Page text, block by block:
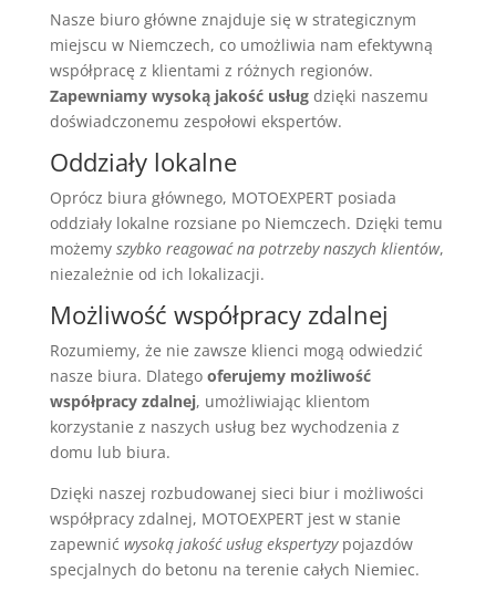
Nasze biuro główne znajduje się w strategicznym
miejscu w Niemczech, co umożliwia nam efektywną
współpracę z klientami z różnych regionów.
Zapewniamy wysoką jakość usługdzięki naszemu
doświadczonemu zespołowi ekspertów.
Oddziały lokalne
Oprócz biura głównego, MOTOEXPERT posiada
oddziały lokalne rozsiane po Niemczech. Dzięki temu
możemy szybko reagować na potrzeby naszych klientów,
niezależnie od ich lokalizacji.
Możliwość współpracy zdalnej
Rozumiemy, że nie zawsze klienci mogą odwiedzić
nasze biura. Dlatego oferujemy możliwość
współpracy zdalnej, umożliwiając klientom
korzystanie z naszych usług bez wychodzenia z
domu lub biura.
Dzięki naszej rozbudowanej sieci biur i możliwości
współpracy zdalnej, MOTOEXPERT jest w stanie
zapewnić wysoką jakość usług ekspertyzypojazdów
specjalnych do betonu na terenie całych Niemiec.